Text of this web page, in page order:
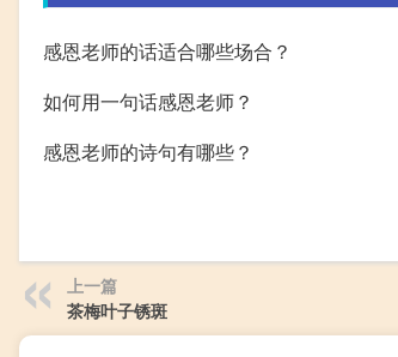
感恩老师的话适合哪些场合？
如何用一句话感恩老师？
感恩老师的诗句有哪些？
上一篇
茶梅叶子锈斑